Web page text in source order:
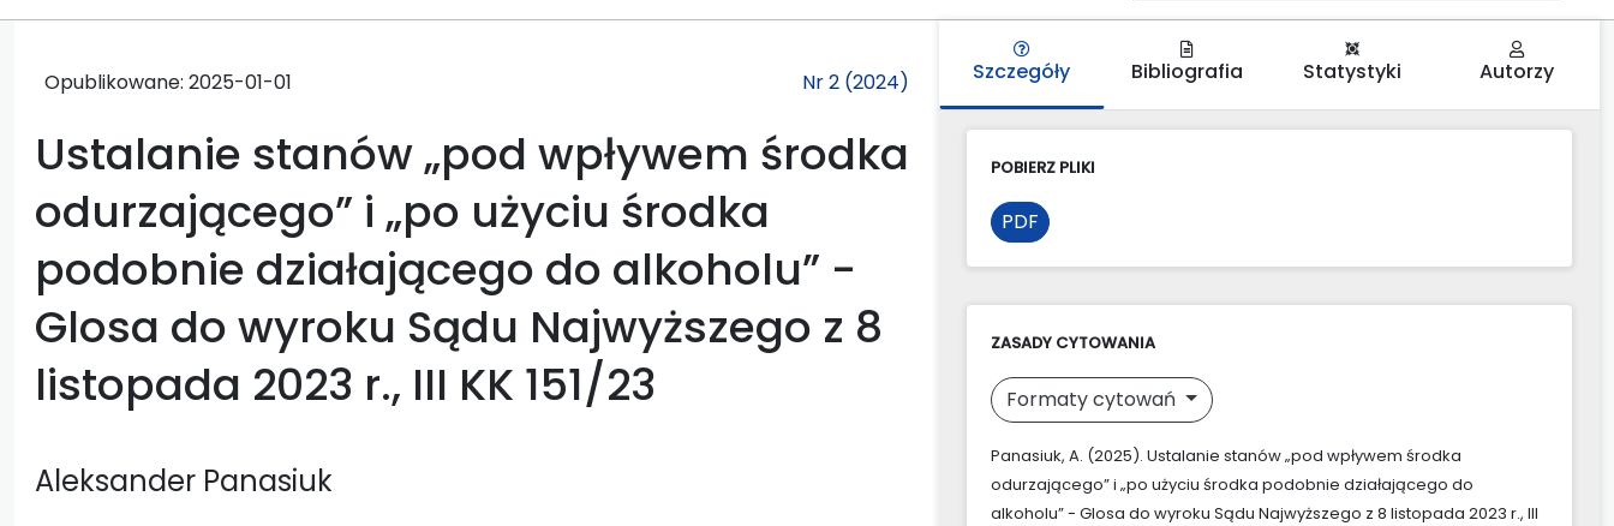
Opublikowane: 2025-01-01 Nr 2 (2024)
Ustalanie stanów „pod wpływem środka
odurzającego” i „po użyciu środka
podobnie działającego do alkoholu” -
Glosa do wyroku Sądu Najwyższego z 8
listopada 2023 r., III KK 151/23
Aleksander Panasiuk
Szczegóły Bibliografia Statystyki Autorzy
POBIERZ PLIKI
PDF
ZASADY CYTOWANIA
Formaty cytowań
Panasiuk, A. (2025). Ustalanie stanów „pod wpływem środka
odurzającego” i „po użyciu środka podobnie działającego do
alkoholu” - Glosa do wyroku Sądu Najwyższego z 8 listopada 2023 r., III